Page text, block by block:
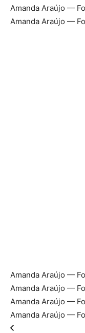
Amanda Araújo —
Amanda Araújo —
Amanda Araújo —
Amanda Araújo —
Amanda Araújo —
Amanda Araújo —